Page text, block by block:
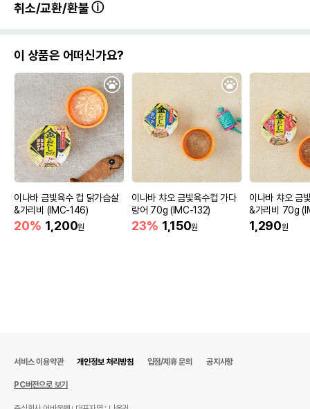
취소/교환/환불
이 상품은 어떠신가요?
이나바 금빛육수 컵 닭가슴살
&가리비 (IMC-146)
20% 1,200원
이나바 챠오 금빛육수컵 가다
랑어 70g (IMC-132)
23% 1,150원
이나바 챠오 금
&가리비 70g
1,290원
서비스 이용약관 개인정보 처리방침 입점/제휴 문의 공지사항
PC버전으로 보기